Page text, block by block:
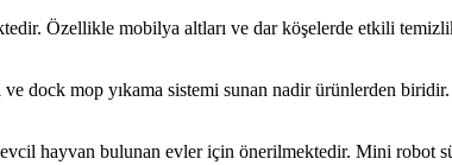
Özellikle mobilya altları ve dar köşelerde etkili
dock mop yıkama sistemi sunan nadir ürünlerden
hayvan bulunan evler için önerilmektedir. Mini robot